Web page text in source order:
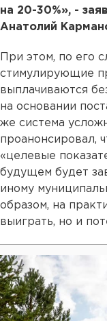
на 20-30%», -
Анатолий
При этом, по его
стимулирующие
выплачиваются
на основании
же система
проанонсировал,
«целевые
будущем будет
иному
образом, на
выиграть, но и